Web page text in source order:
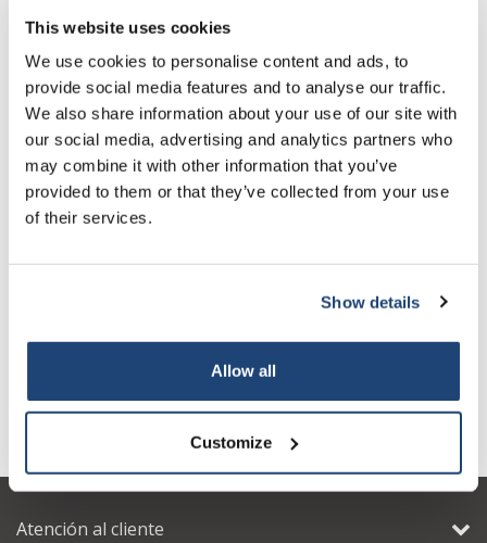
This website uses cookies
We use cookies to personalise content and ads, to
provide social media features and to analyse our traffic.
We also share information about your use of our site with
our social media, advertising and analytics partners who
may combine it with other information that you’ve
provided to them or that they’ve collected from your use
of their services.
Show details
Allow all
Customize
Handleiding
Especificaciones técnicas
Productos relacionados
Atención al cliente
5% off for your next order
Sign up for our newsletter to stay informed about
our new products, and receive a 10% discount on
your next purchase for all chemical products from
our own brand 😀
Your discount applies to orders above €50,00